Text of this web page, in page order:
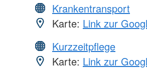
Krankentransport
Karte: Link zur
Kurzzeitpflege
Karte: Link zur